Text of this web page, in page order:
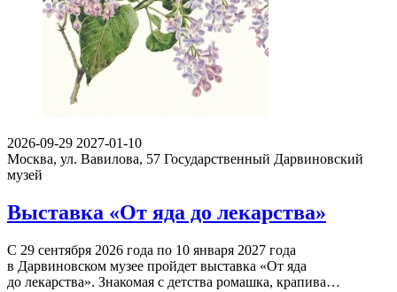
2026-09-29 2027-01-10
Москва, ул. Вавилова, 57 Государственный Дарвиновский
музей
Выставка «От яда до лекарства»
С 29 сентября 2026 года по 10 января 2027 года
в Дарвиновском музее пройдет выставка «От яда
до лекарства». Знакомая с детства ромашка, крапива…